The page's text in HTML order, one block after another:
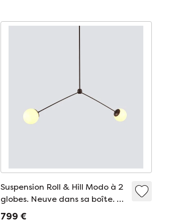
Suspension Roll & Hill Modo à 2
globes. Neuve dans sa boîte. 2
disponibles.
799 €